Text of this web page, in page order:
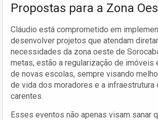
Propostas para a Zona
Cláudio está comprometido em
desenvolver projetos que atendam
necessidades da zona oeste de
metas, estão a regularização de imóveis
de novas escolas, sempre visando
de vida dos moradores e a infraestrutura
carentes.
Esses eventos não apenas visam sanar